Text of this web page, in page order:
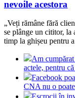
nevoile acestora
„Veți rămâne fără
se plânge un cititor, la
timp la ghișeu pentru
Am
actele, pentru
Facebook
CNA nu o